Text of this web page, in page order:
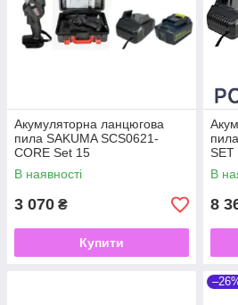
Акумуляторна ланцюгова
пила SAKUMA SCS0621-
CORE Set 15
В наявності
3 070 ₴
Купити
SET
В
8